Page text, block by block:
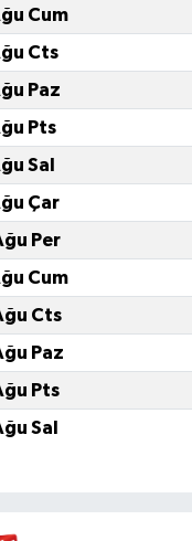
Cum
Cts
Paz
Pts
Sal
Çar
Per
Cum
Cts
Paz
Pts
Sal